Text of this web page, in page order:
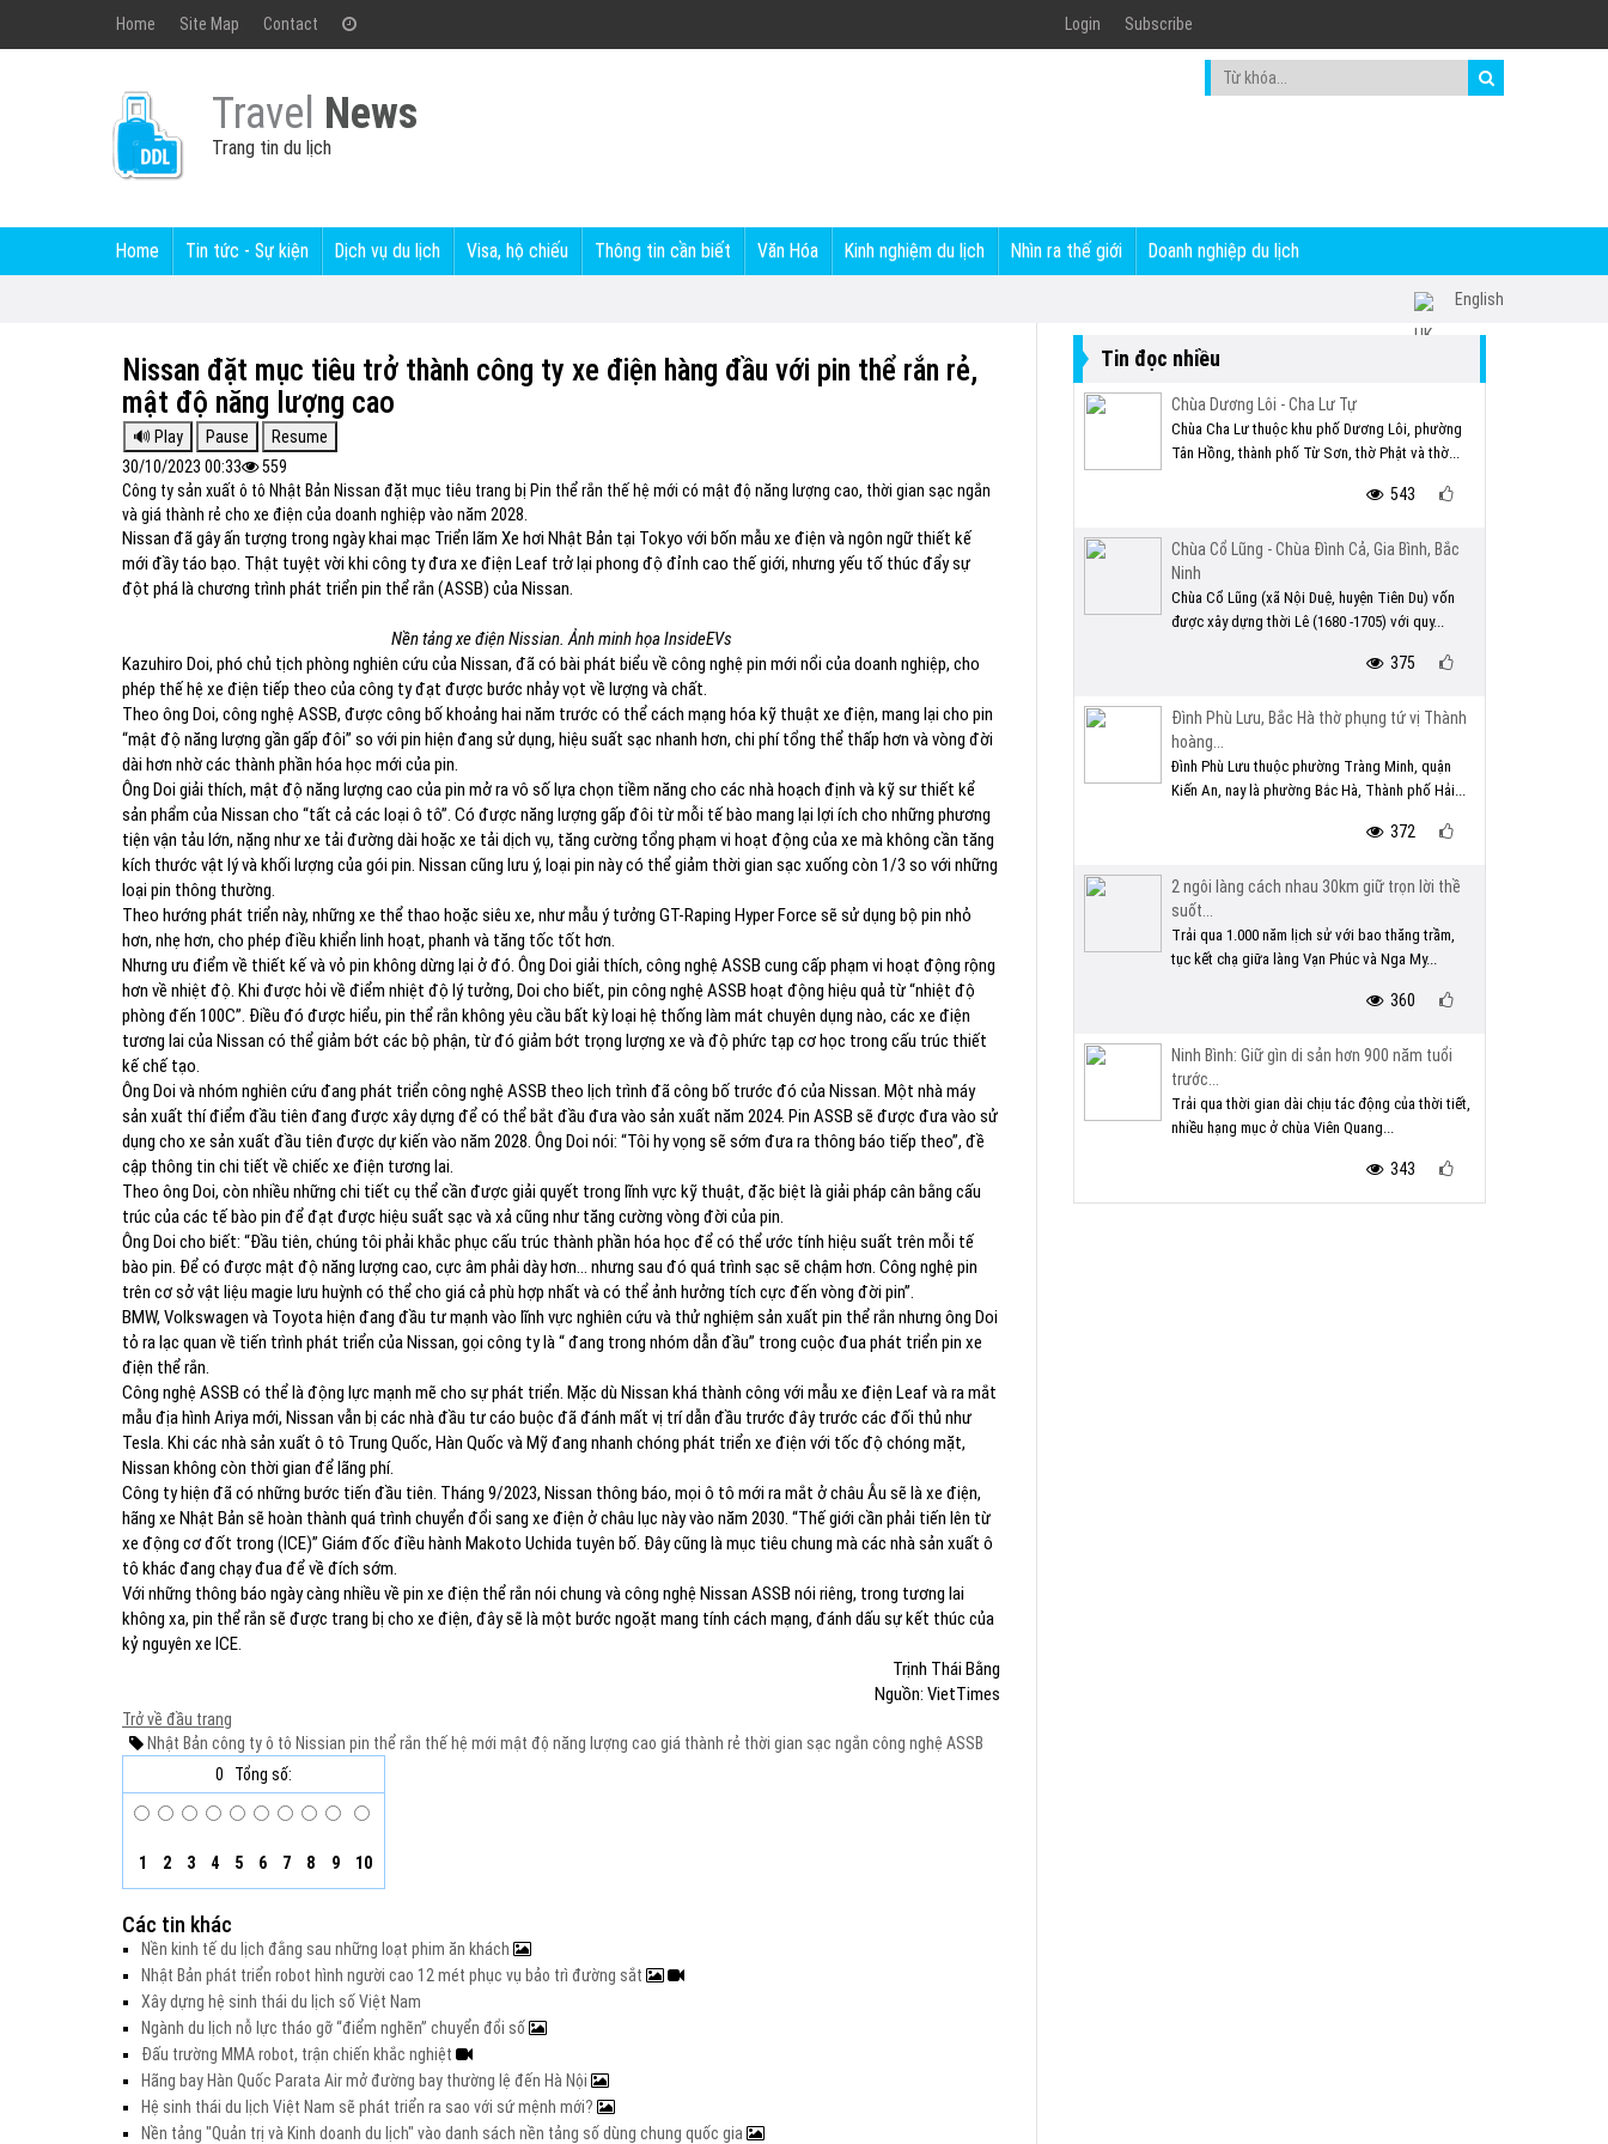
Home Site Map Contact Login Subscribe
Travel News
Trang tin du lịch
Home Tin tức - Sự kiện Dịch vụ du lịch Visa, hộ chiếu Thông tin cần biết Văn Hóa Kinh nghiệm du lịch Nhìn ra thế giới Doanh nghiệp du lịch
English
Nissan đặt mục tiêu trở thành công ty xe điện hàng đầu với pin thể rắn rẻ,
mật độ năng lượng cao
30/10/2023 00:33
559
Công ty sản xuất ô tô Nhật Bản Nissan đặt mục tiêu trang bị Pin thể rắn thế hệ mới có mật độ năng lượng cao, thời gian sạc ngắn
và giá thành rẻ cho xe điện của doanh nghiệp vào năm 2028.
Nissan đã gây ấn tượng trong ngày khai mạc Triển lãm Xe hơi Nhật Bản tại Tokyo với bốn mẫu xe điện và ngôn ngữ thiết kế
mới đầy táo bạo. Thật tuyệt vời khi công ty đưa xe điện Leaf trở lại phong độ đỉnh cao thế giới, nhưng yếu tố thúc đẩy sự
đột phá là chương trình phát triển pin thể rắn (ASSB) của Nissan.
Nền tảng xe điện Nissian. Ảnh minh họa InsideEVs
Kazuhiro Doi, phó chủ tịch phòng nghiên cứu của Nissan, đã có bài phát biểu về công nghệ pin mới nổi của doanh nghiệp, cho
phép thế hệ xe điện tiếp theo của công ty đạt được bước nhảy vọt về lượng và chất.
Theo ông Doi, công nghệ ASSB, được công bố khoảng hai năm trước có thể cách mạng hóa kỹ thuật xe điện, mang lại cho pin
“mật độ năng lượng gần gấp đôi” so với pin hiện đang sử dụng, hiệu suất sạc nhanh hơn, chi phí tổng thể thấp hơn và vòng đời
dài hơn nhờ các thành phần hóa học mới của pin.
Ông Doi giải thích, mật độ năng lượng cao của pin mở ra vô số lựa chọn tiềm năng cho các nhà hoạch định và kỹ sư thiết kể
sản phẩm của Nissan cho “tất cả các loại ô tô”. Có được năng lượng gấp đôi từ mỗi tế bào mang lại lợi ích cho những phương
tiện vận tảu lớn, nặng như xe tải đường dài hoặc xe tải dịch vụ, tăng cường tổng phạm vi hoạt động của xe mà không cần tăng
kích thước vật lý và khối lượng của gói pin. Nissan cũng lưu ý, loại pin này có thể giảm thời gian sạc xuống còn 1/3 so với những
loại pin thông thường.
Theo hướng phát triển này, những xe thể thao hoặc siêu xe, như mẫu ý tưởng GT-Raping Hyper Force sẽ sử dụng bộ pin nhỏ
hơn, nhẹ hơn, cho phép điều khiển linh hoạt, phanh và tăng tốc tốt hơn.
Nhưng ưu điểm về thiết kế và vỏ pin không dừng lại ở đó. Ông Doi giải thích, công nghệ ASSB cung cấp phạm vi hoạt động rộng
hơn về nhiệt độ. Khi được hỏi về điểm nhiệt độ lý tưởng, Doi cho biết, pin công nghệ ASSB hoạt động hiệu quả từ “nhiệt độ
phòng đến 100C”. Điều đó được hiểu, pin thể rắn không yêu cầu bất kỳ loại hệ thống làm mát chuyên dụng nào, các xe điện
tương lai của Nissan có thể giảm bớt các bộ phận, từ đó giảm bớt trọng lượng xe và độ phức tạp cơ học trong cấu trúc thiết
kế chế tạo.
Ông Doi và nhóm nghiên cứu đang phát triển công nghệ ASSB theo lịch trình đã công bố trước đó của Nissan. Một nhà máy
sản xuất thí điểm đầu tiên đang được xây dựng để có thể bắt đầu đưa vào sản xuất năm 2024. Pin ASSB sẽ được đưa vào sử
dụng cho xe sản xuất đầu tiên được dự kiến ​​​​vào năm 2028. Ông Doi nói: “Tôi hy vọng sẽ sớm đưa ra thông báo tiếp theo”, đề
cập thông tin chi tiết về chiếc xe điện tương lai.
Theo ông Doi, còn nhiều những chi tiết cụ thể cần được giải quyết trong lĩnh vực kỹ thuật, đặc biệt là giải pháp cân bằng cấu
trúc của các tế bào pin để đạt được hiệu suất sạc và xả cũng như tăng cường vòng đời của pin.
Ông Doi cho biết: “Đầu tiên, chúng tôi phải khắc phục cấu trúc thành phần hóa học để có thể ước tính hiệu suất trên mỗi tế
bào pin. Để có được mật độ năng lượng cao, cực âm phải dày hơn… nhưng sau đó quá trình sạc sẽ chậm hơn. Công nghệ pin
trên cơ sở vật liệu magie lưu huỳnh có thể cho giá cả phù hợp nhất và có thể ảnh hưởng tích cực đến vòng đời pin”.
BMW, Volkswagen và Toyota hiện đang đầu tư mạnh vào lĩnh vực nghiên cứu và thử nghiệm sản xuất pin thể rắn nhưng ông Doi
tỏ ra lạc quan về tiến trình phát triển của Nissan, gọi công ty là “ đang trong nhóm dẫn đầu” trong cuộc đua phát triển pin xe
điện thể rắn.
Công nghệ ASSB có thể là động lực mạnh mẽ cho sự phát triển. Mặc dù Nissan khá thành công với mẫu xe điện Leaf và ra mắt
mẫu địa hình Ariya mới, Nissan vẫn bị các nhà đầu tư cáo buộc đã đánh mất vị trí dẫn đầu trước đây trước các đối thủ như
Tesla. Khi các nhà sản xuất ô tô Trung Quốc, Hàn Quốc và Mỹ đang nhanh chóng phát triển xe điện với tốc độ chóng mặt,
Nissan không còn thời gian để lãng phí.
Công ty hiện đã có những bước tiến đầu tiên. Tháng 9/2023, Nissan thông báo, mọi ô tô mới ra mắt ở châu Âu sẽ là xe điện,
hãng xe Nhật Bản sẽ hoàn thành quá trình chuyển đổi sang xe điện ở châu lục này vào năm 2030. “Thế giới cần phải tiến lên từ
xe động cơ đốt trong (ICE)” Giám đốc điều hành Makoto Uchida tuyên bố. Đây cũng là mục tiêu chung mà các nhà sản xuất ô
tô khác đang chạy đua để về đích sớm.
Với những thông báo ngày càng nhiều về pin xe điện thể rắn nói chung và công nghệ Nissan ASSB nói riêng, trong tương lai
không xa, pin thể rắn sẽ được trang bị cho xe điện, đây sẽ là một bước ngoặt mang tính cách mạng, đánh dấu sự kết thúc của
kỷ nguyên xe ICE.
Trịnh Thái Bằng
Nguồn: VietTimes
Trở về đầu trang
Nhật Bản công ty ô tô Nissian pin thể rắn thế hệ mới mật độ năng lượng cao giá thành rẻ thời gian sạc ngắn công nghệ ASSB
0
Tổng số:
1 2 3 4 5 6 7 8 9 10
Các tin khác
Nền kinh tế du lịch đằng sau những loạt phim ăn khách
Nhật Bản phát triển robot hình người cao 12 mét phục vụ bảo trì đường sắt
Xây dựng hệ sinh thái du lịch số Việt Nam
Ngành du lịch nỗ lực tháo gỡ “điểm nghẽn” chuyển đổi số
Đấu trường MMA robot, trận chiến khắc nghiệt
Hãng bay Hàn Quốc Parata Air mở đường bay thường lệ đến Hà Nội
Hệ sinh thái du lịch Việt Nam sẽ phát triển ra sao với sứ mệnh mới?
Nền tảng "Quản trị và Kinh doanh du lịch" vào danh sách nền tảng số dùng chung quốc gia
Tin đọc nhiều
Chùa Dương Lôi - Cha Lư Tự
Chùa Cha Lư thuộc khu phố Dương Lôi, phường
Tân Hồng, thành phố Từ Sơn, thờ Phật và thờ...
543
Chùa Cổ Lũng - Chùa Đình Cả, Gia Bình, Bắc
Ninh
Chùa Cổ Lũng (xã Nội Duệ, huyện Tiên Du) vốn
được xây dựng thời Lê (1680 -1705) với quy...
375
Đình Phù Lưu, Bắc Hà thờ phụng tứ vị Thành
hoàng...
Đình Phù Lưu thuộc phường Tràng Minh, quận
Kiến An, nay là phường Bắc Hà, Thành phố Hải...
372
2 ngôi làng cách nhau 30km giữ trọn lời thề
suốt...
Trải qua 1.000 năm lịch sử với bao thăng trầm,
tục kết chạ giữa làng Vạn Phúc và Nga My...
360
Ninh Bình: Giữ gìn di sản hơn 900 năm tuổi
trước...
Trải qua thời gian dài chịu tác động của thời tiết,
nhiều hạng mục ở chùa Viên Quang...
343